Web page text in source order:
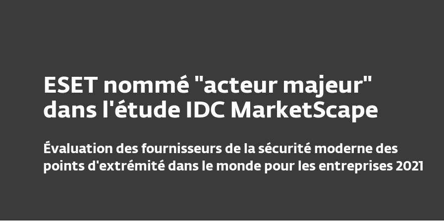
ESET nommé "acteur majeur"
dans l'étude IDC MarketScape
Évaluation des fournisseurs de la sécurité moderne des
points d'extrémité dans le monde pour les entreprises 2021